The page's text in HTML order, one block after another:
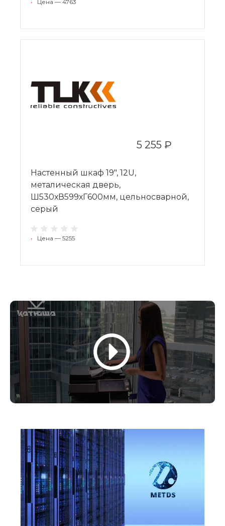
• Цена — 4763
5 255 ₽
Настенный шкаф 19", 12U,
металическая дверь,
Ш530хВ599хГ600мм, цельносварной,
серый
• Цена — 5255